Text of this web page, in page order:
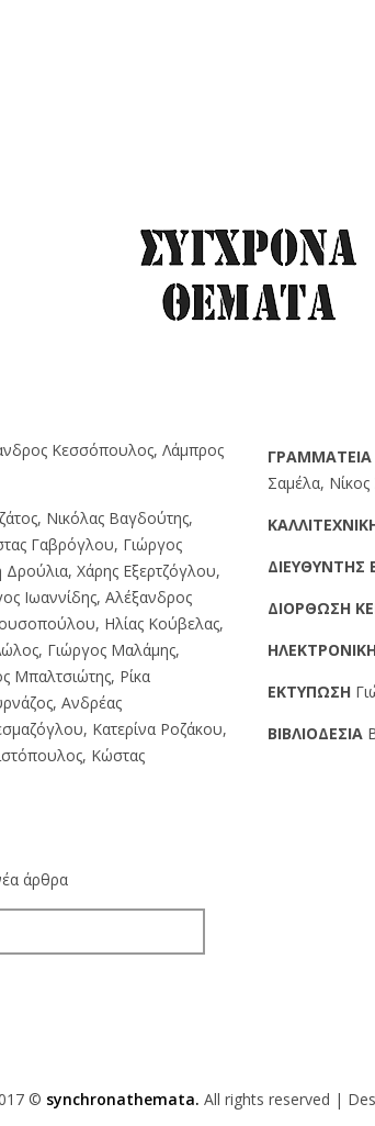
Κεσσόπουλος, Λάμπρος
Νικόλας Βαγδούτης,
Γαβρόγλου, Γιώργος
Χάρης Εξερτζόγλου,
Ιωαννίδης, Αλέξανδρος
Ηλίας Κούβελας,
Γιώργος Μαλάμης,
Μπαλτσιώτης, Ρίκα
Ανδρέας
Κατερίνα Ροζάκου,
Κώστας
Σαμέλα,
ΔIEYΘYNTHΣ
ΔIOPΘΩΣH
EKTYΠΩΣH
BIBΛIOΔEΣIA
άρθρα
© synchronathemata. All rights reserved |